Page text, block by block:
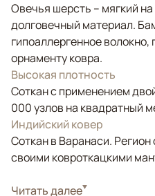
Овечья шерсть – мягкий
долговечный материал.
гипоаллергенное
орнаменту ковра.
Высокая плотность
Соткан с применением
000 узлов на квадратный
Индийский ковер
Соткан в Варанаси. Регион
своими ковроткацкими
СтильСовременные
Читать далее